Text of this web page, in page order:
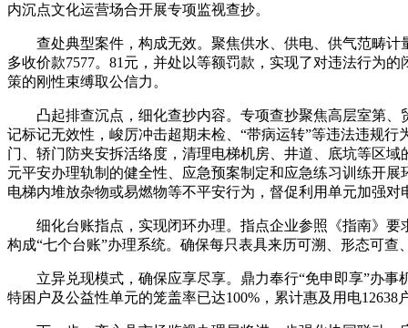
内沉点文化运营场合开展专项监视查抄。
查处典型案件，构成无效。聚焦供水、供电、供气范畴计
多收价款7577。81元，并处以等额罚款，实现了对违法行为
策的刚性束缚取公信力。
凸起排查沉点，细化查抄内容。专项查抄聚焦高层室第、
记标记无效性，峻厉冲击超期未检、“带病运转”等违法违规
门、轿门防夹安拆活络度，清理电梯机房、井道、底坑等区
元平安办理轨制的健全性、应急预案制定和应急练习训练开
电梯内堆放杂物或易燃物等不平安行为，督促利用单元加强
细化台账指点，实现闭环办理。指点企业参照《指南》要
构成“七个台账”办理系统。确保每只表具来历可溯、形态可
立异兑现模式，确保应享尽享。鼎力奉行“免申即享”办事
特困户及公益性单元的笼盖率已达100%，累计惠及用电12638